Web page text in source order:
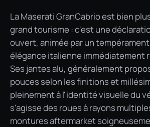
La Maserati GranCabrio est bien
grand tourisme : c'est une
ouvert, animée par un
élégance italienne immédiatement
Ses jantes alu, généralement
pouces selon les finitions et
pleinement à l'identité visuelle du
s'agisse des roues à rayons
montures aftermarket